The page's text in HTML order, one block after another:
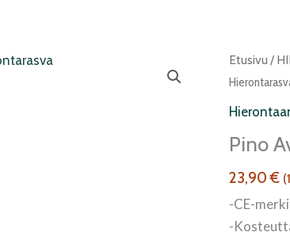
Etusivu /
Pino
23,90€ (
-CE-
-
Pino
Avokado